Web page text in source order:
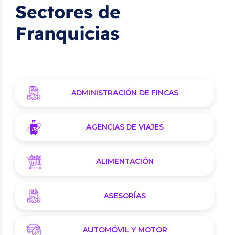
Sectores de
Franquicias
ADMINISTRACIÓN DE FINCAS
AGENCIAS DE VIAJES
ALIMENTACIÓN
ASESORÍAS
AUTOMÓVIL Y MOTOR